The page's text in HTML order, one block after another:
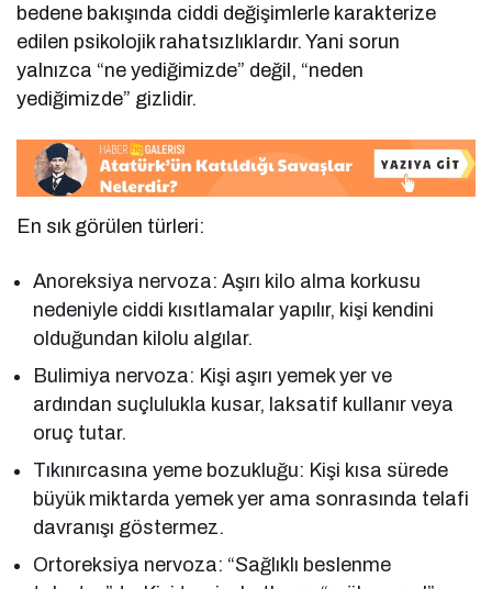
bedene bakışında ciddi değişimlerle karakterize
edilen psikolojik rahatsızlıklardır. Yani sorun
yalnızca “ne yediğimizde” değil, “neden
yediğimizde” gizlidir.
En sık görülen türleri:
Anoreksiya nervoza: Aşırı kilo alma korkusu
nedeniyle ciddi kısıtlamalar yapılır, kişi kendini
olduğundan kilolu algılar.
Bulimiya nervoza: Kişi aşırı yemek yer ve
ardından suçlulukla kusar, laksatif kullanır veya
oruç tutar.
Tıkınırcasına yeme bozukluğu: Kişi kısa sürede
büyük miktarda yemek yer ama sonrasında telafi
davranışı göstermez.
Ortoreksiya nervoza: “Sağlıklı beslenme